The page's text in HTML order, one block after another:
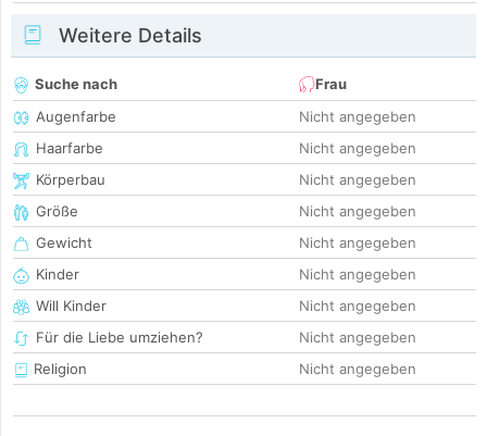
Weitere Details
Suche nach
Frau
Augenfarbe
Nicht angegeben
Haarfarbe
Nicht angegeben
Körperbau
Nicht angegeben
Größe
Nicht angegeben
Gewicht
Nicht angegeben
Kinder
Nicht angegeben
Will Kinder
Nicht angegeben
Für die Liebe umziehen?
Nicht angegeben
Religion
Nicht angegeben